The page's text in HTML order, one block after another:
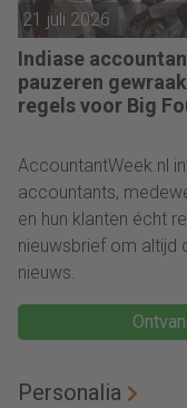
21 juli 2026
Indiase
pauzeren
regels voor Big
AccountantWeek.nl
accountants,
en hun klanten écht
nieuwsbrief om altijd
nieuws.
Personalia